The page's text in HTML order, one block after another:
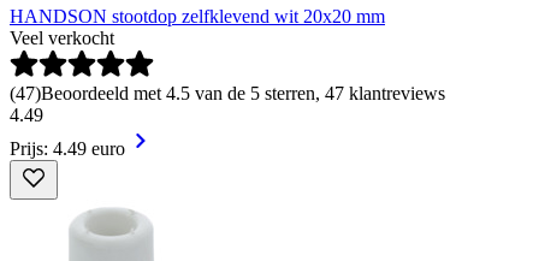
HANDSON stootdop zelfklevend wit 20x20 mm
Veel verkocht
(47)Beoordeeld met 4.5 van de 5 sterren, 47 klantreviews
4.49
Prijs: 4.49 euro